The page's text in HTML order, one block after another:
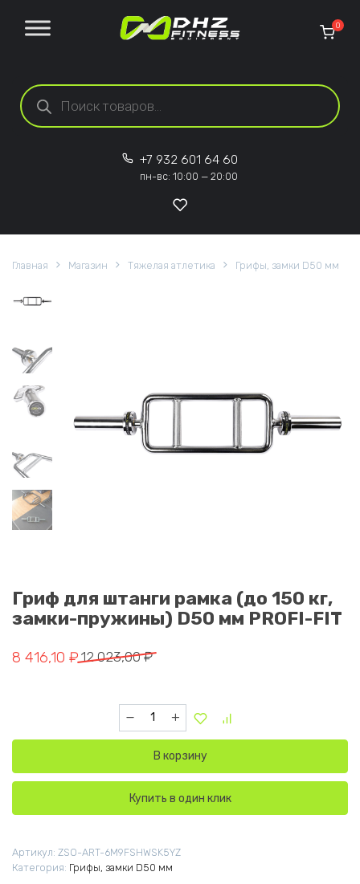
Поиск товаров
0
+7 932 601 64 60
пн-вс: 10:00 — 20:00
Главная Магазин Тяжелая атлетика Грифы, замки D50 мм
Гриф для штанги рамка (до 150 кг,
замки-пружины) D50 мм PROFI-FIT
12 023,00₽
Первоначальная цена составляла 12 023,00 ₽.
8 416,10 ₽
Текущая цена: 8 416,10 ₽.
Количество товара Гриф для штанги рамка
В корзину
Купить в один клик
Артикул: ZSO-ART-6M9FSHWSK5YZ
Категория: Грифы, замки D50 мм